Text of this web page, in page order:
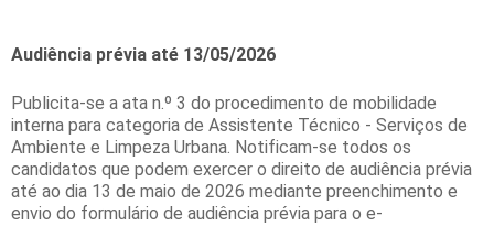
Audiência prévia até 13/05/2026
Publicita-se a ata n.º 3 do procedimento de mobilidade
interna para categoria de Assistente Técnico - Serviços de
Ambiente e Limpeza Urbana. Notificam-se todos os
candidatos que podem exercer o direito de audiência prévia
até ao dia 13 de maio de 2026 mediante preenchimento e
envio do formulário de audiência prévia para o e-